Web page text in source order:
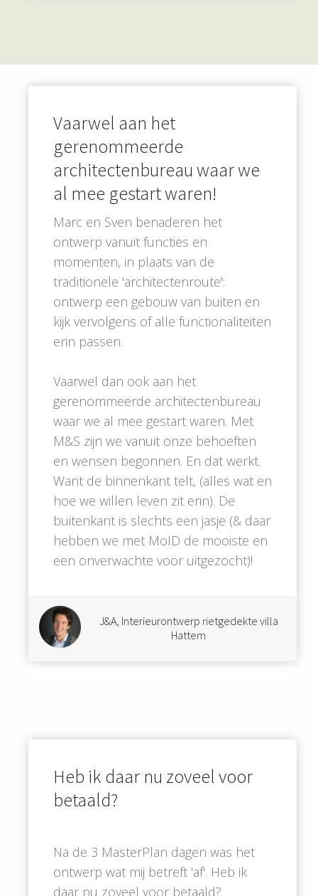
Vaarwel aan het
gerenommeerde
architectenbureau waar we
al mee gestart waren!
Marc en Sven benaderen het
ontwerp vanuit functies en
momenten, in plaats van de
traditionele 'architectenroute':
ontwerp een gebouw van buiten en
kijk vervolgens of alle functionaliteiten
erin passen.
Vaarwel dan ook aan het
gerenommeerde architectenbureau
waar we al mee gestart waren. Met
M&S zijn we vanuit onze behoeften
en wensen begonnen. En dat werkt.
Want de binnenkant telt, (alles wat en
hoe we willen leven zit erin). De
buitenkant is slechts een jasje (& daar
hebben we met MoID de mooiste en
een onverwachte voor uitgezocht)!
J&A, Interieurontwerp rietgedekte villa
Hattem
Heb ik daar nu zoveel voor
betaald?
Na de 3 MasterPlan dagen was het
ontwerp wat mij betreft 'af'. Heb ik
daar nu zoveel voor betaald?